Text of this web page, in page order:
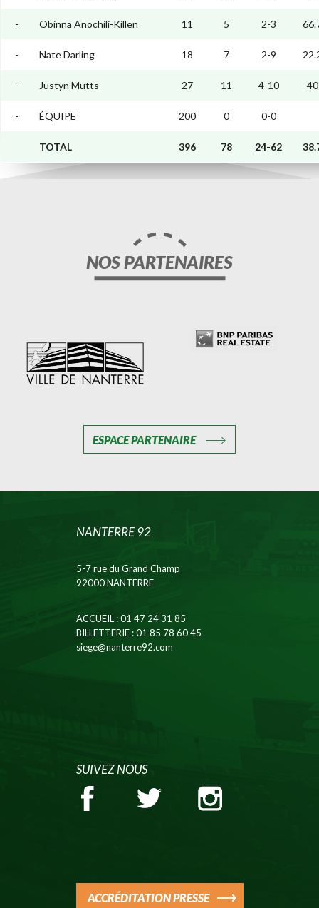
- Obinna Anochili-Killen 11 5 2-3
- Nate Darling 18 7 2-9
- Justyn Mutts 27 11 4-10 40
- ÉQUIPE 200 0 0-0
TOTAL 396 78 24-62
NOS PARTENAIRES
ESPACE PARTENAIRE
NANTERRE 92
5-7 rue du Grand Champ
92000 NANTERRE
ACCUEIL: 01 47 24 31 85
BILLETTERIE: 01 85 78 60 45
siege@nanterre92.com
SUIVEZ NOUS
ACCRÉDITATION PRESSE